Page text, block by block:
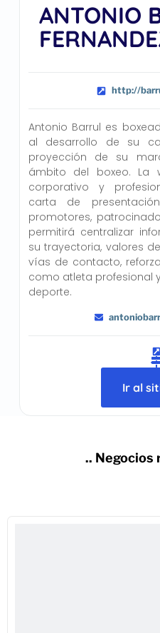
ANTONIO
http://
Antonio Barrul es
al desarrollo de su
proyección de su
ámbito del boxeo. La
corporativo y
carta de
promotores,
permitirá centralizar
su trayectoria, valores
vías de contacto,
como atleta profesional
deporte.
Ir al
.. Negocios